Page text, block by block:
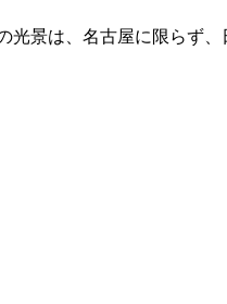
景は、名古屋に限らず、